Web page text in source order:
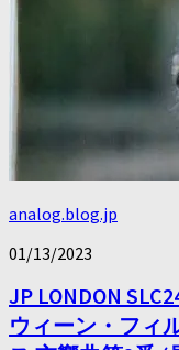
analog.blog.jp
01/13/2023
JP LONDON
ウィーン・フィ